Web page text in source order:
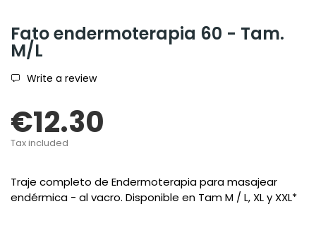
Fato endermoterapia 60 - Tam.
M/L
Write a review
€12.30
Tax included
Traje completo de Endermoterapia para masajear
endérmica - al vacro. Disponible en Tam M / L, XL y XXL*